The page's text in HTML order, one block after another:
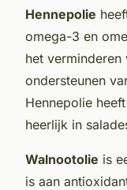
Hennepolie
omega-3 en
het verminderen
ondersteunen
Hennepolie
heerlijk in
Walnootolie is
is aan